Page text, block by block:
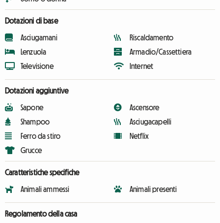
Dotazioni di base
Asciugamani
Lenzuola
Televisione
Riscaldamento
Armadio/Cassettiera
Internet
Dotazioni aggiuntive
Sapone
Shampoo
Ferro da stiro
Grucce
Ascensore
Asciugacapelli
Netflix
Caratteristiche specifiche
Animali ammessi Animali presenti
Regolamento della casa